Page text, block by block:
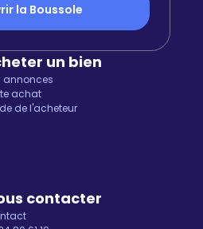
la Boussole
un bien
annonces
achat
de l'acheteur
contacter